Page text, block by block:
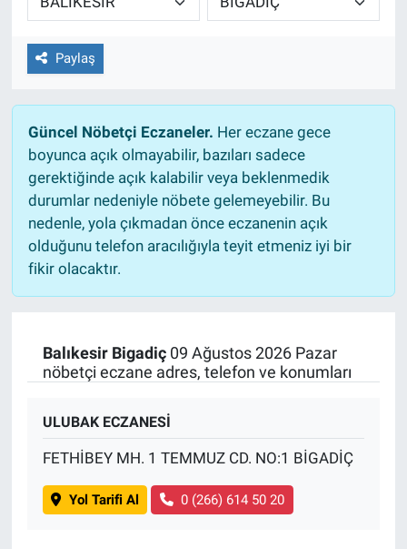
Paylaş
Güncel Nöbetçi Eczaneler. Her eczane gece
boyunca açık olmayabilir, bazıları sadece
gerektiğinde açık kalabilir veya beklenmedik
durumlar nedeniyle nöbete gelemeyebilir. Bu
nedenle, yola çıkmadan önce eczanenin açık
olduğunu telefon aracılığıyla teyit etmeniz iyi bir
fikir olacaktır.
Balıkesir Bigadiç09 Ağustos 2026 Pazar
nöbetçi eczane adres, telefon ve konumları
ULUBAK ECZANESİ
FETHİBEY MH. 1 TEMMUZ CD. NO:1 BİGADİÇ
Yol Tarifi Al 0 (266) 614 50 20